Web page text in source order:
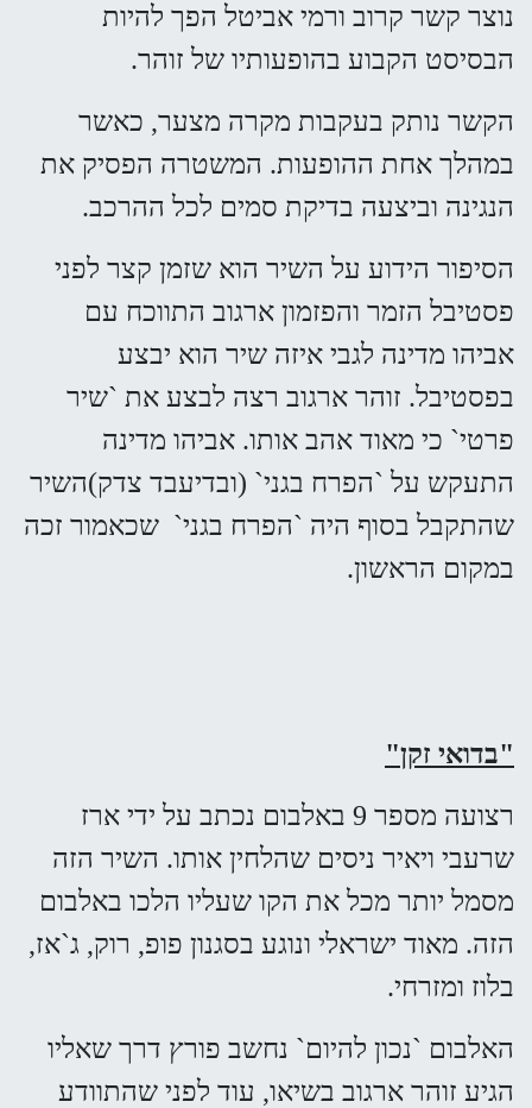
נוצר קשר קרוב ורמי אביטל הפך להיות
הבסיסט הקבוע בהופעותיו של זוהר.
הקשר נותק בעקבות מקרה מצער, כאשר
במהלך אחת ההופעות. המשטרה הפסיק את
הנגינה וביצעה בדיקת סמים לכל ההרכב.
הסיפור הידוע על השיר הוא שזמן קצר לפני
פסטיבל הזמר והפזמון ארגוב התווכח עם
אביהו מדינה לגבי איזה שיר הוא יבצע
בפסטיבל. זוהר ארגוב רצה לבצע את `שיר
פרטי` כי מאוד אהב אותו. אביהו מדינה
התעקש על `הפרח בגני` (ובדיעבד צדק)השיר
שהתקבל בסוף היה `הפרח בגני` שכאמור זכה
במקום הראשון.
"בדואי זקן"
רצועה מספר 9 באלבום נכתב על ידי ארז
שרעבי ויאיר ניסים שהלחין אותו. השיר הזה
מסמל יותר מכל את הקו שעליו הלכו באלבום
הזה. מאוד ישראלי ונוגע בסגנון פופ, רוק, ג`אז,
בלוז ומזרחי.
האלבום `נכון להיום` נחשב פורץ דרך שאליו
הגיע זוהר ארגוב בשיאו, עוד לפני שהתוודע